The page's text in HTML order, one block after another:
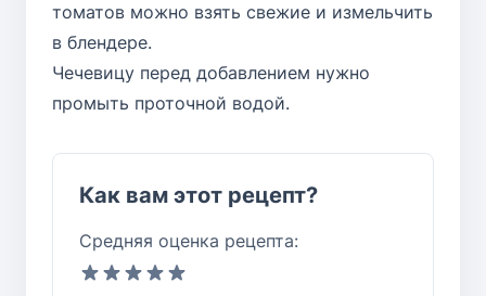
томатов можно взять свежие и измельчить
в блендере.
Чечевицу перед добавлением нужно
промыть проточной водой.
Как вам этот рецепт?
Средняя оценка рецепта: